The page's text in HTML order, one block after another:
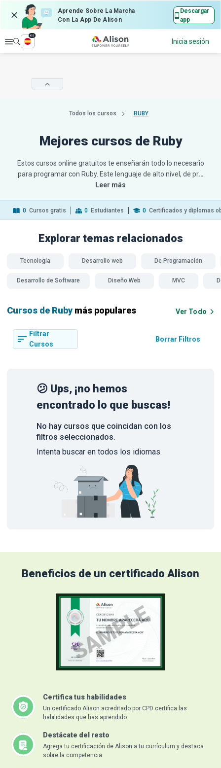
Aprende Sobre La Marcha
Con La App De Alison
Descargar
app
Explorar
es
Inicia sesión
Todos los cursos RUBY
Mejores cursos de Ruby
Estos cursos online gratuitos te enseñarán todo lo necesario
para programar con Ruby. Este lenguaje de alto nivel, de pr…
Leer más
0 Cursos gratis 0 Estudiantes 0 Certificados y diplomas
Explorar temas relacionados
Tecnología Desarrollo web De Programación
Desarrollo de Software Diseño Web MVC
Cursos de Ruby más populares Ver Todo
Filtrar
Cursos
Borrar Filtros
😕 Ups, ¡no hemos
encontrado lo que buscas!
No hay cursos que coincidan con los
filtros seleccionados.
Intenta buscar en todos los idiomas
Beneficios de un certificado Alison
Certifica tus habilidades
Un certificado Alison acreditado por CPD certifica las
habilidades que has aprendido
Destácate del resto
Agrega tu certificación de Alison a tu currículum y destaca
sobre la competencia